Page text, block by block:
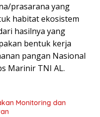
prasarana yang
habitat ekosistem
hasilnya yang
bentuk kerja
pangan Nasional
Marinir TNI AL.
Monitoring dan